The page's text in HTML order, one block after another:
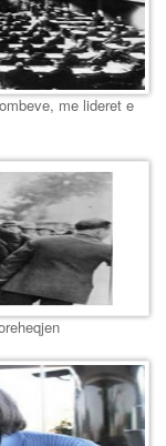
me lideret e